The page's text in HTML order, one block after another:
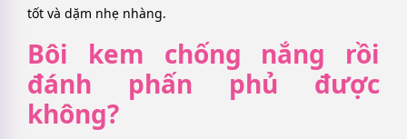
tốt và dặm nhẹ nhàng.
Bôi kem chống nắng rồi
đánh phấn phủ được
không?